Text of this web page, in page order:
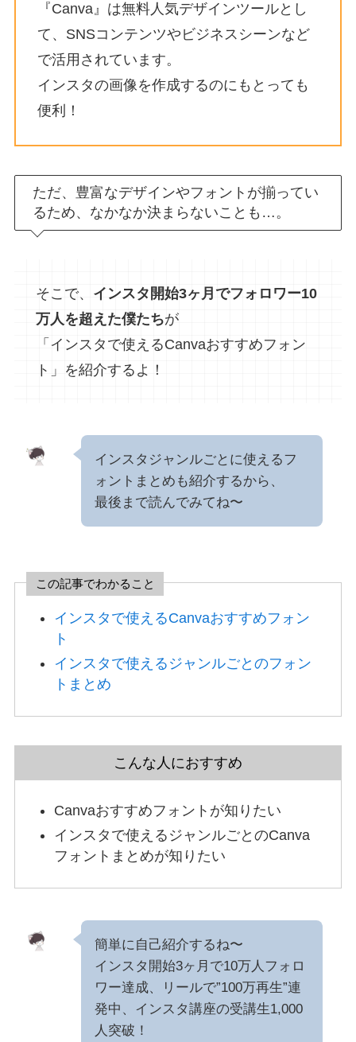
『Canva』は無料人気デザインツールとし
て、SNSコンテンツやビジネスシーンなど
で活用されています。
インスタの画像を作成するのにもとっても
便利！
ただ、豊富なデザインやフォントが揃ってい
るため、なかなか決まらないことも…。
そこで、 インスタ開始3ヶ月でフォロワー10
万人を超えた僕たちが
「インスタで使えるCanvaおすすめフォン
ト」を紹介するよ！
インスタジャンルごとに使えるフ
ォントまとめも紹介するから、
最後まで読んでみてね〜
この記事でわかること
インスタで使えるCanvaおすすめフォン
ト
インスタで使えるジャンルごとのフォン
トまとめ
こんな人におすすめ
Canvaおすすめフォントが知りたい
インスタで使えるジャンルごとのCanva
フォントまとめが知りたい
簡単に自己紹介するね〜
インスタ開始3ヶ月で10万人フォロ
ワー達成、リールで”100万再生”連
発中、インスタ講座の受講生1,000
人突破！